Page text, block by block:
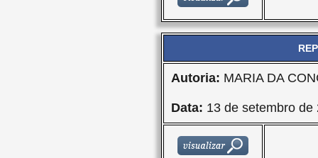
Autoria: MARIA DA
Data: 13 de setembro de